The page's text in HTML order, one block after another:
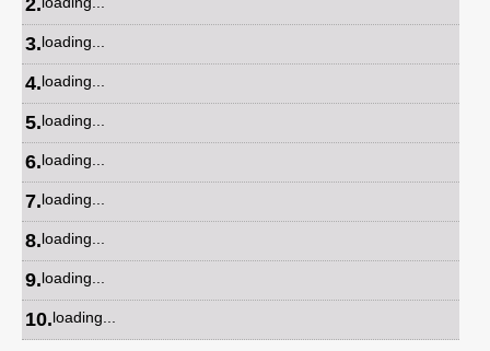
3.loading...
4.loading...
5.loading...
6.loading...
7.loading...
8.loading...
9.loading...
10.loading...